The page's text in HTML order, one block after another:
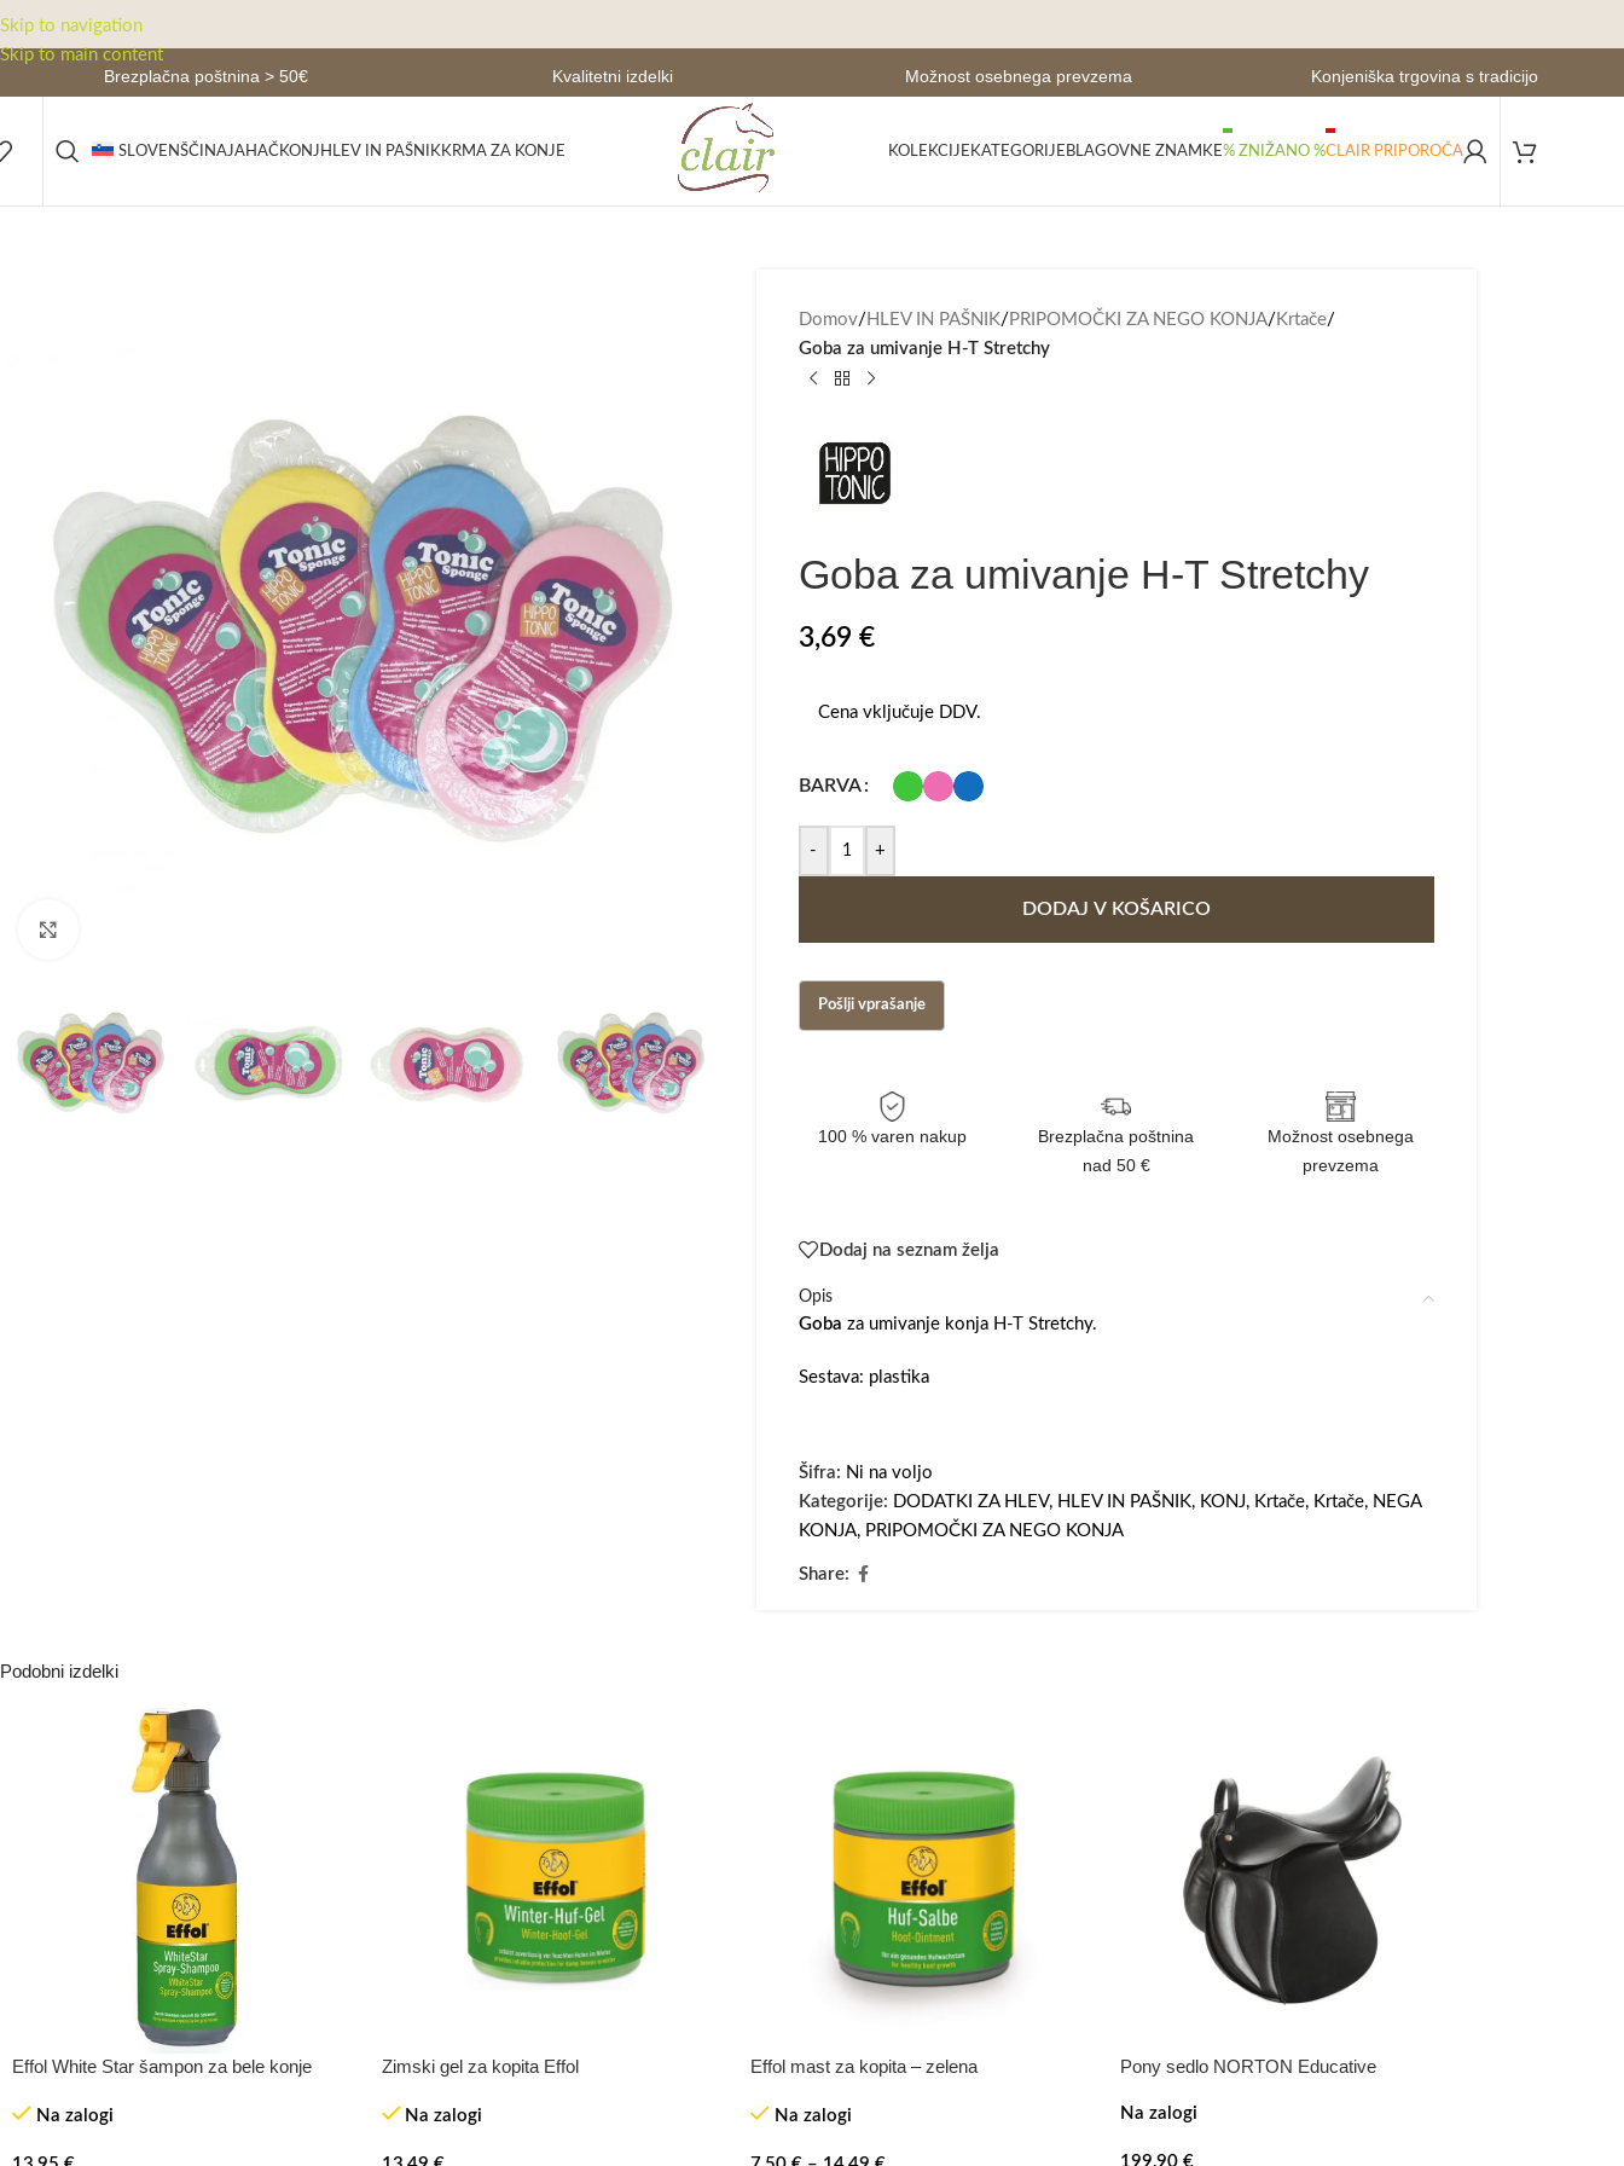
Skip to navigation
Skip to main content
Brezplačna poštnina > 50€ Kvalitetni izdelki Možnost osebnega prevzema Konjeniška trgovina s tradicijo
SLOVENŠČINAJAHAČKONJ HLEV IN PAŠNIK KRMA ZA KONJE KOLEKCIJE KATEGORIJE BLAGOVNE ZNAMKE% ZNIŽANO %CLAIR PRIPOROČA
Domov/ HLEV IN PAŠNIK/ PRIPOMOČKI ZA NEGO KONJA/ Krtače/
Goba za umivanje H-T Stretchy
Goba za umivanje H-T Stretchy
3,69 €
Cena vključuje DDV.
BARVA
- +
DODAJ V KOŠARICO
100 % varen nakup
Brezplačna poštnina
nad 50 €
Možnost osebnega
prevzema
Dodaj na seznam želja
Opis
Goba za umivanje konja H-T Stretchy.
Sestava: plastika
Šifra: Ni na voljo
Kategorije: DODATKI ZA HLEV, HLEV IN PAŠNIK, KONJ, Krtače, Krtače, NEGA
KONJA, PRIPOMOČKI ZA NEGO KONJA
Share:
Podobni izdelki
Effol White Star šampon za bele konje
Na zalogi
Zimski gel za kopita Effol
Na zalogi
Effol mast za kopita – zelena
Na zalogi
Pony sedlo NORTON Educative
Na zalogi
199,90 €